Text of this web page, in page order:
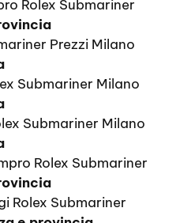
Rolex Submariner
Prezzi Milano
Submariner Milano
Submariner Milano
Rolex Submariner
Rolex Submariner